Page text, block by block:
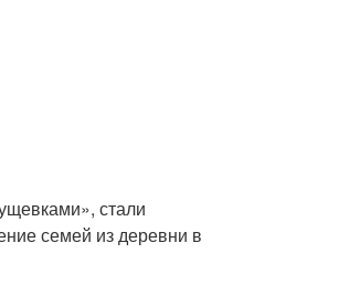
стали
семей из деревни в